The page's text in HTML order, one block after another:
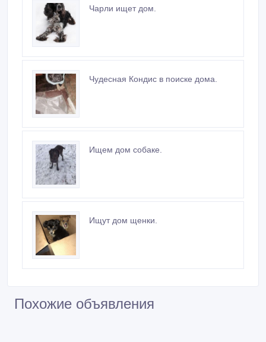
Чарли ищет дом.
Чудесная Кондис в поиске дома.
Ищем дом собаке.
Ищут дом щенки.
Похожие объявления